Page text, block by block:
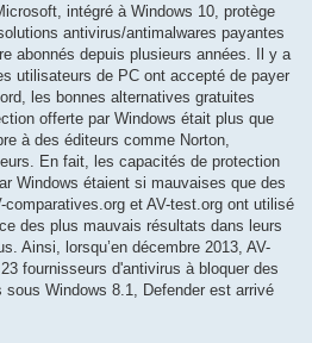
intégré à Windows 10, protège
antivirus/antimalwares payantes
abonnés depuis plusieurs années. Il y a
utilisateurs de PC ont accepté de payer
les bonnes alternatives gratuites
offerte par Windows était plus que
à des éditeurs comme Norton,
En fait, les capacités de protection
Windows étaient si mauvaises que des
et AV-test.org ont utilisé
des plus mauvais résultats dans leurs
Ainsi, lorsqu’en décembre 2013, AV-
fournisseurs d'antivirus à bloquer des
Windows 8.1, Defender est arrivé